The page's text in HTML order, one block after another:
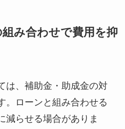
み合わせで費用を抑
は、補助金・助成金の対
。ローンと組み合わせる
減らせる場合がありま